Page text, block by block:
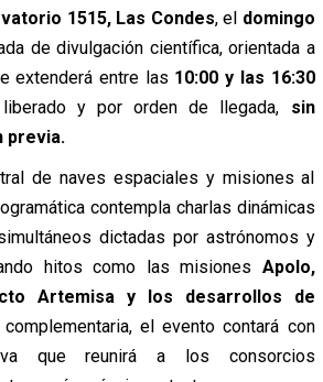
1515, Las Condes, el domingo
de divulgación científica, orientada a
extenderá entre las 10:00 y las 16:30
y por orden de llegada, sin
previa.
de naves espaciales y misiones al
contempla charlas dinámicas
dictadas por astrónomos y
hitos como las misiones Apolo,
Artemisa y los desarrollos de
el evento contará con
que reunirá a los consorcios